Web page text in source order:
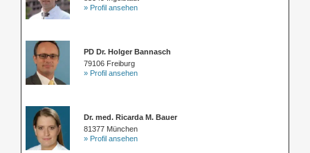
» Profil ansehen
PD Dr. Holger Bannasch
79106 Freiburg
» Profil ansehen
Dr. med. Ricarda M. Bauer
81377 München
» Profil ansehen